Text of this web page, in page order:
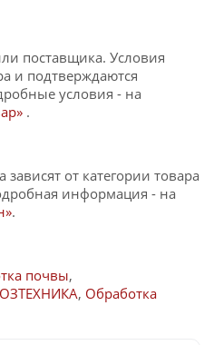
поставщика. Условия
и подтверждаются
условия - на
.
от категории товара
информация - на
.
почвы,
, Обработка